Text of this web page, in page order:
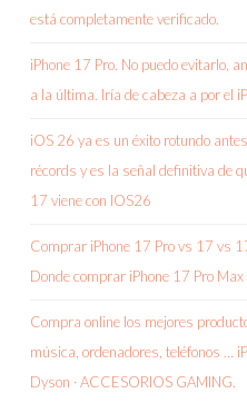
está completamente verificado.
iPhone 17 Pro. No puedo evitarlo,
a la última. Iría de cabeza a por el
iOS 26 ya es un éxito rotundo
récords y es la señal definitiva de
17 viene con IOS26
Comprar iPhone 17 Pro vs 17 vs
Donde comprar iPhone 17 Pro
Compra online los mejores
música, ordenadores, teléfonos …
Dyson · ACCESORIOS GAMING.